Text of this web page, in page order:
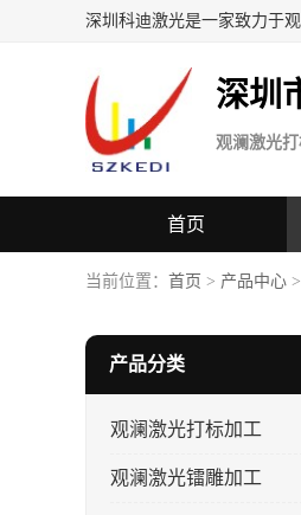
深圳科迪激光是一家致力于
深圳
观澜激光
首页
当前位置： 首页 > 产品中心
产品分类
观澜激光打标加工
观澜激光镭雕加工